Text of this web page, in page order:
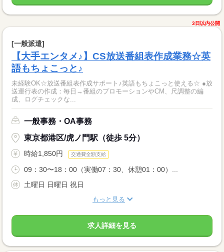
3日以内公開
[一般派遣]
【大手エンタメ♪】CS放送番組表作成業務☆英
語もちょこっと♪
未経験OK☆放送番組表作成サポート♪英語もちょこっと使える☆ ●放
送運行表の作成：毎日→番組のプロモーションやCM、尺調整の編
成、ログチェックな...
一般事務・OA事務
東京都港区/虎ノ門駅（徒歩 5分）
時給1,850円 交通費全額支給
09：30〜18：00（実働07：30、休憩01：00）...
土曜日 日曜日 祝日
もっと見る
求人詳細を見る